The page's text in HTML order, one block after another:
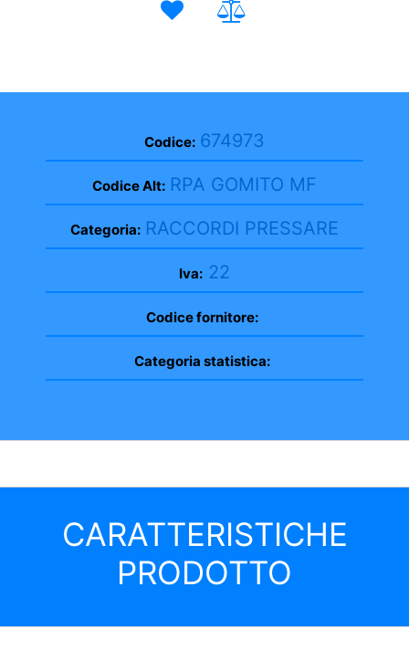
Codice: 674973
Codice Alt: RPA GOMITO MF
Categoria: RACCORDI PRESSARE
Iva: 22
Codice fornitore:
Categoria statistica:
CARATTERISTICHE
PRODOTTO